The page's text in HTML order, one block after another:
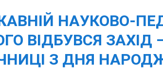
НАУКОВО-
ВІДБУВСЯ ЗАХІД
З ДНЯ